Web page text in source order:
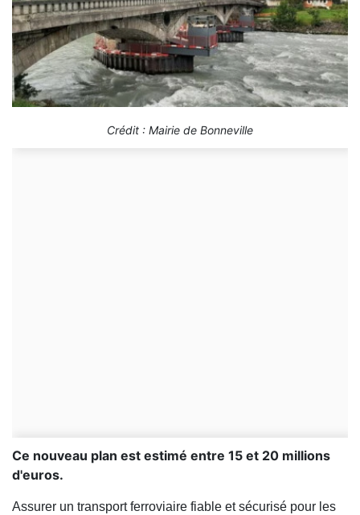
Crédit : Mairie de Bonneville
Ce nouveau plan est estimé entre 15 et 20 millions
d'euros.
Assurer un transport ferroviaire fiable et sécurisé pour les